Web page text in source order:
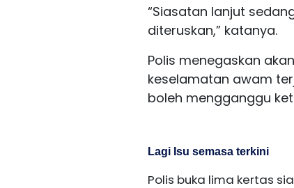
“Siasatan lanjut
diteruskan,” katanya.
Polis menegaskan
keselamatan awam
boleh mengganggu
Lagi Isu semasa terkini
Polis buka lima kertas